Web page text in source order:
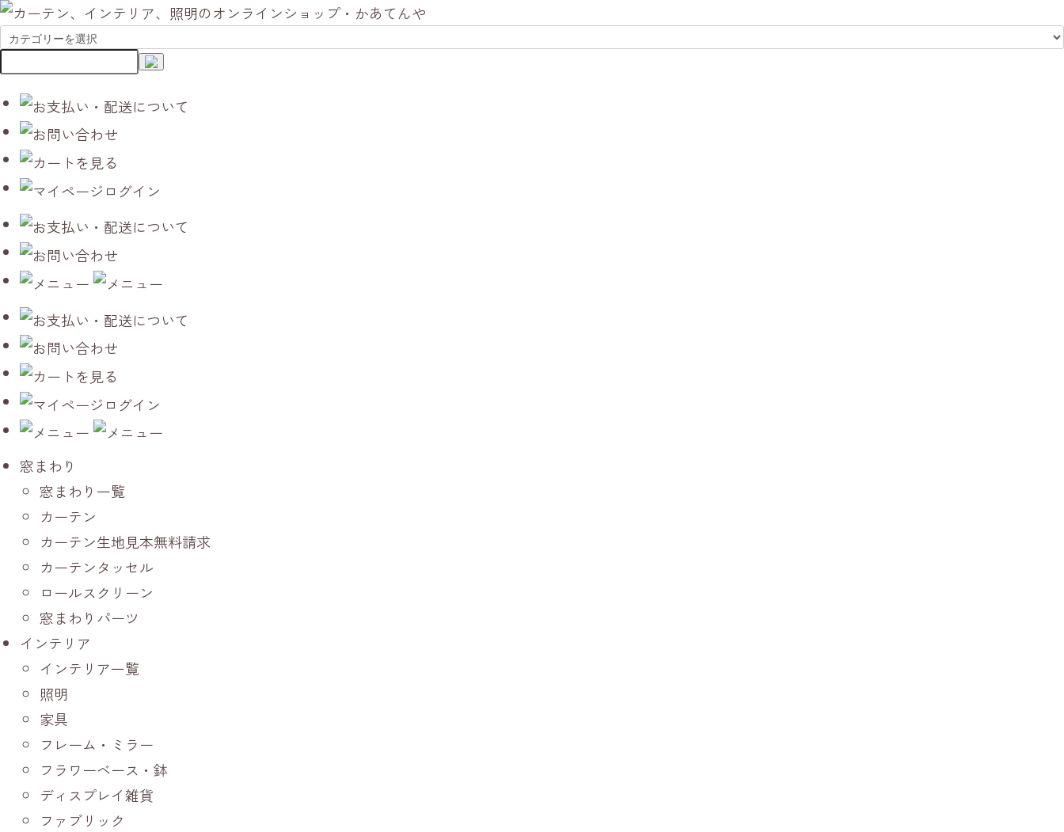
窓まわり
窓まわり一覧
カーテン
カーテン生地見本無料請求
カーテンタッセル
ロールスクリーン
窓まわりパーツ
インテリア
インテリア一覧
照明
家具
フレーム・ミラー
フラワーベース・鉢
ディスプレイ雑貨
ファブリック